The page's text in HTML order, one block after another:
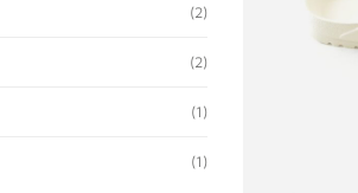
(2)
(2)
(1)
(1)